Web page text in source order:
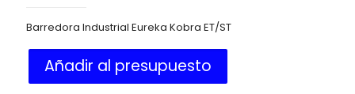
Barredora Industrial Eureka Kobra ET/ST
Añadir al presupuesto